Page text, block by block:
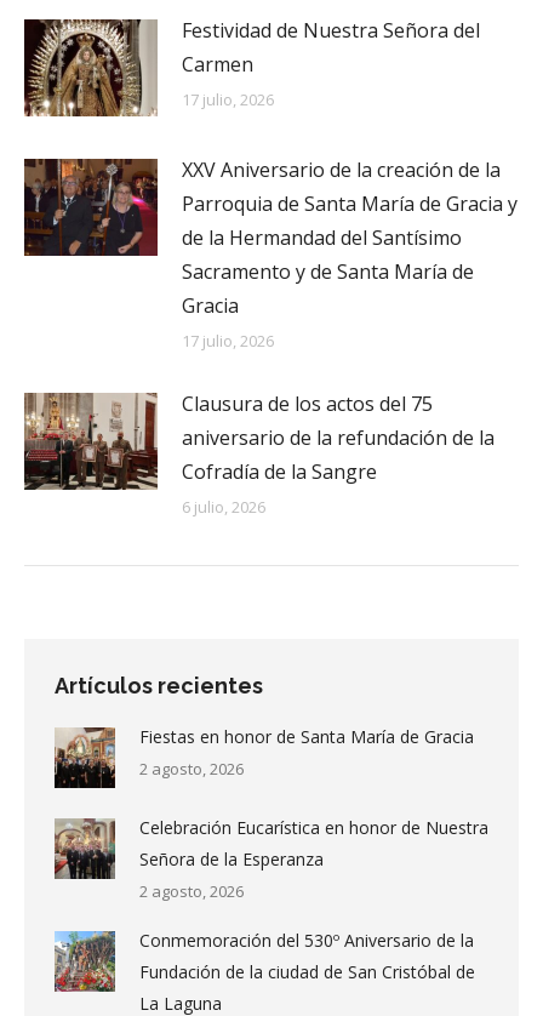
Festividad de Nuestra Señora del
Carmen
17 julio, 2026
XXV Aniversario de la creación de la
Parroquia de Santa María de Gracia y
de la Hermandad del Santísimo
Sacramento y de Santa María de
Gracia
17 julio, 2026
Clausura de los actos del 75
aniversario de la refundación de la
Cofradía de la Sangre
6 julio, 2026
Artículos recientes
Fiestas en honor de Santa María de Gracia
2 agosto, 2026
Celebración Eucarística en honor de Nuestra
Señora de la Esperanza
2 agosto, 2026
Conmemoración del 530º Aniversario de la
Fundación de la ciudad de San Cristóbal de
La Laguna